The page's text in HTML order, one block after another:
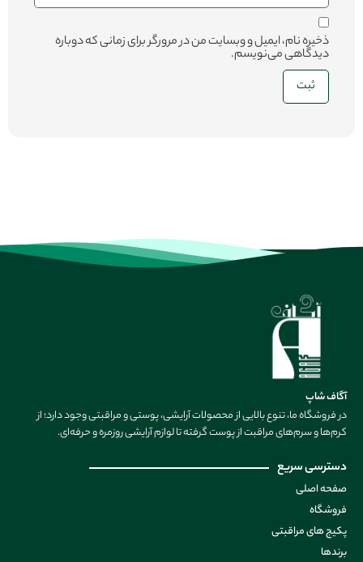
ذخیره نام، ایمیل و وبسایت من در مرورگر برای زمانی که دوباره
دیدگاهی می‌نویسم.
در فروشگاه ما، تنوع بالایی از محصولات آرایشی، پوستی و مراقبتی وجود دارد؛ از
کرم‌ها و سرم‌های مراقبت از پوست گرفته تا لوازم آرایشی روزمره و حرفه‌ای.
آگاف شاپ
دسترسی سریع
صفحه اصلی
فروشگاه
پکیج های مراقبتی
برندها